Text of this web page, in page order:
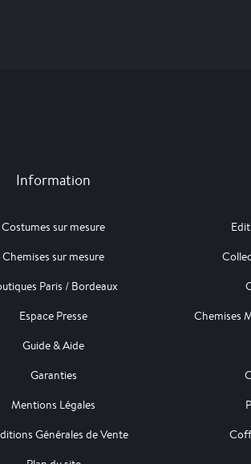
Information
Costumes sur mesure
Chemises sur mesure
Paris / Bordeaux
Espace Presse
Guide & Aide
Garanties
Mentions Légales
Générales de Vente
Chemises